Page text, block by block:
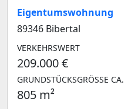
Eigentumswohnung
89346 Bibertal
VERKEHRSWERT
209.000 €
GRUNDSTÜCKSGRÖSSE CA.
805 m²